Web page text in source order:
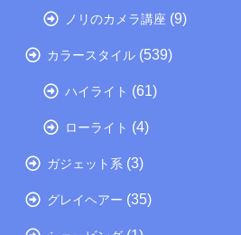
ノリのカメラ講座 (9)
カラースタイル (539)
ハイライト (61)
ローライト (4)
ガジェット系 (3)
グレイヘアー (35)